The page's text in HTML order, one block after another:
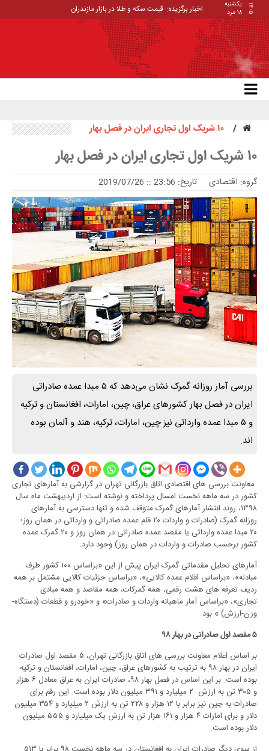
۱۴۰۵
یکشنبه
۱۸ مرد
اخبار برگزیده: قیمت سکه و طلا در بازار مازندران
۱۰ شریک اول تجاری ایران در فصل بهار
۱۰ شریک اول تجاری ایران در فصل بهار
گروه: اقتصادی تاریخ: 23:56 :: 2019/07/26
بررسی آمار روزانه گمرک نشان می‌دهد که ۵ مبدا عمده صادراتی
ایران در فصل بهار کشورهای عراق، چین، امارات، افغانستان و ترکیه
و ۵ مبدا عمده وارداتی نیز چین، امارات، ترکیه، هند و آلمان بوده
اند.
معاونت بررسی های اقتصادی اتاق بازرگانی تهران در گزارشی به آمارهای تجاری
کشور در سه ماهه نخست امسال پرداخته و نوشته است: از اردیبهشت ماه سال
۱۳۹۸، روند انتشار آمارهای گمرک متوقف شده و تنها دسترسی به آمارهای
روزانه گمرک (صادرات و واردات ۲۰ قلم عمده صادراتی و وارداتی در همان روز؛
۲۰ مبدا عمده وارداتی یا مقصد عمده صادراتی در همان روز و ۲۰ گمرک عمده
کشور برحسب صادرات و واردات در همان روز) وجود دارد.
آمارهای تحلیل مقدماتی گمرک ایران پیش از این «براساس ۱۰۰ کشور طرف
مبادله»، «براساس اقلام عمده کالایی»، «براساس جزئیات کالایی مشتمل بر همه
ردیف تعرفه های هشت رقمی، همه گمرکات، همه مقاصد و همه مبادی
تجاری»، «براساس آمار ماهیانه واردات و صادرات» و «خودرو و قطعات (دستگاه-
وزن-ارزش) » بود.
۵ مقصد اول صادراتی در بهار ۹۸
بر اساس اعلام معاونت بررسی های اتاق بازرگانی تهران، ۵ مقصد اول صادرات
ایران در بهار ۹۸ به ترتیب به کشورهای عراق، چین، امارات، افغانستان و ترکیه
بوده است. بر این اساس در فصل بهار ۹۸، صادرات ایران به عراق معادل ۶ هزار
و ۳۰۵ تن به ارزش ۲ میلیارد و ۳۹۱ میلیون دلار بوده است. این رقم برای
صادرات به چین نیز برابر با ۱۲ هزار و ۲۲۸ تن به ارزش ۲ میلیارد و ۳۵۴ میلیون
دلار و برای امارات ۴ هزار و ۱۶۱ هزار تن به ارزش یک میلیارد و ۵۵۵ میلیون
دلار بوده است.